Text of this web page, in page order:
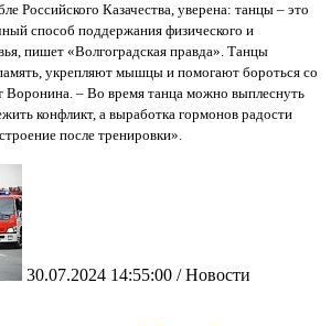
Российского Казачества, уверена: танцы – это
способ поддержания физического и
пишет «Волгоградская правда». Танцы
укрепляют мышцы и помогают бороться со
Воронина. – Во время танца можно выплеснуть
конфликт, а выработка гормонов радости
после тренировки».
30.07.2024 14:55:00 / Новости